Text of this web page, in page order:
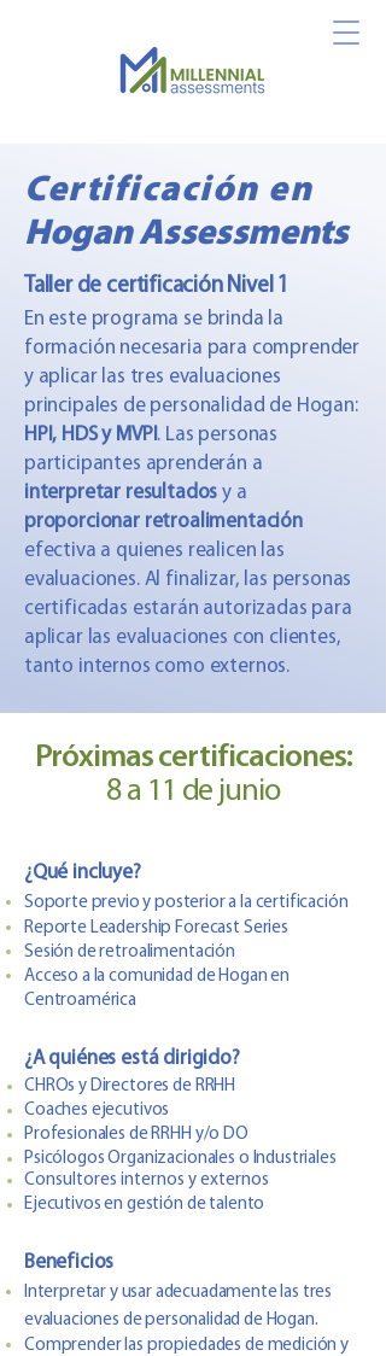
Certificación en
Hogan Assessments
Taller de certificación Nivel 1
En este programa se brinda la
formación necesaria para comprender
y aplicar las tres evaluaciones
principales de personalidad de Hogan:
HPI, HDS y MVPI . Las personas
participantes aprenderán a
interpretar resultadosy a
proporcionar retroalimentación
efectiva a quienes realicen las
evaluaciones. Al finalizar, las personas
certificadas estarán autorizadas para
aplicar las evaluaciones con clientes,
tanto internos como externos.
Próximas certificaciones:
8 a 11 de junio
¿Qué incluye?
Soporte previo y posterior a la certificación
Reporte Leadership Forecast Series
Sesión de retroalimentación
Acceso a la comunidad de Hogan en
Centroamérica
¿A quiénes está dirigido?​
CHROs y Directores de RRHH
Coaches ejecutivos
Profesionales de RRHH y/o DO
Psicólogos Organizacionales o Industriales
Consultores internos y externos
Ejecutivos en gestión de talento
Beneficios
Interpretar y usar adecuadamente las tres
evaluaciones de personalidad de Hogan.
Comprender las propiedades de medición y